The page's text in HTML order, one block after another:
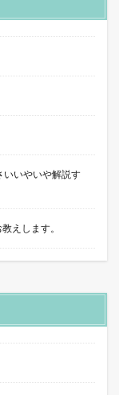
いいやいや解説す
えします。